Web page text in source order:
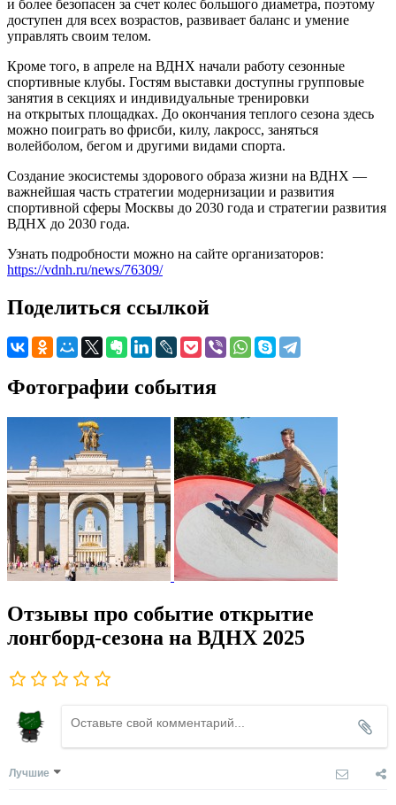
и более безопасен за счет колес большого диаметра, поэтому
доступен для всех возрастов, развивает баланс и умение
управлять своим телом.
Кроме того, в апреле на ВДНХ начали работу сезонные
спортивные клубы. Гостям выставки доступны групповые
занятия в секциях и индивидуальные тренировки
на открытых площадках. До окончания теплого сезона здесь
можно поиграть во фрисби, килу, лакросс, заняться
волейболом, бегом и другими видами спорта.
Создание экосистемы здорового образа жизни на ВДНХ —
важнейшая часть стратегии модернизации и развития
спортивной сферы Москвы до 2030 года и стратегии развития
ВДНХ до 2030 года.
Узнать подробности можно на сайте организаторов:
https://vdnh.ru/news/76309/
Поделиться ссылкой
Фотографии события
Отзывы про событие открытие
лонгборд-сезона на ВДНХ 2025
Лучшие